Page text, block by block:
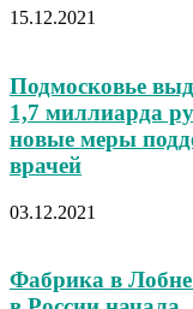
15.12.2021
Подмосковье
1,7 миллиарда
новые меры
врачей
03.12.2021
Фабрика в